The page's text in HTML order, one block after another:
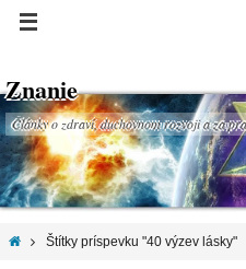
Znanie
Články o zdraví, duchovnom rozvoji a za
Štítky príspevku "40 výzev lásky"